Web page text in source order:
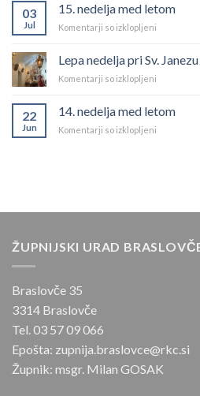
med
03
Jul
15. nedelja med letom
Komentarji so izklopljeni
med
Lepa nedelja pri Sv.
Komentarji so izklopljeni
pri
22
Jun
14. nedelja med letom
Komentarji so izklopljeni
ŽUPNIJSKI URAD
Braslovče 35
3314 Braslovče
Tel. 03 57 09 066
Epošta: zupnija.braslovce@rkc.si
Župnik: msgr. Milan GOSAK